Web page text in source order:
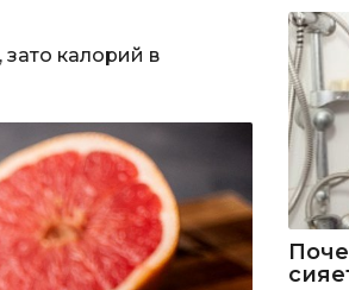
калорий в